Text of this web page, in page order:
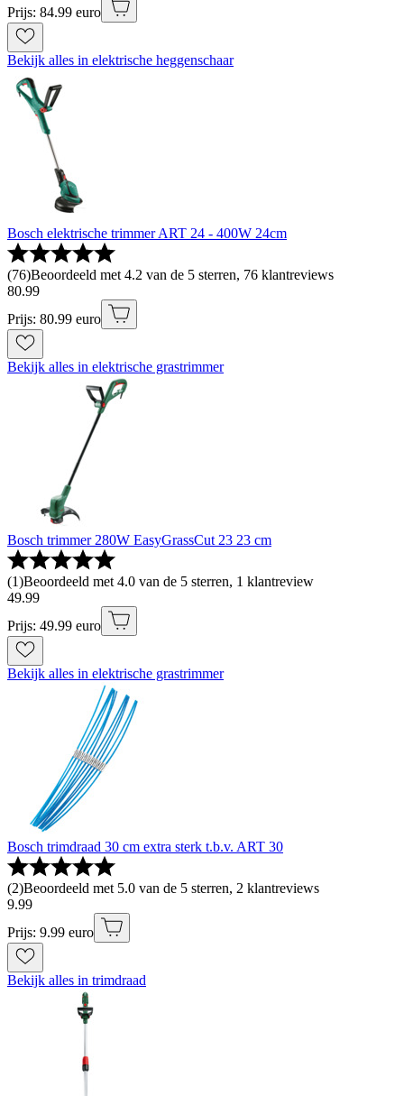
Prijs: 84.99 euro
Bekijk alles in elektrische heggenschaar
Bosch elektrische trimmer ART 24 - 400W 24cm
(76)Beoordeeld met 4.2 van de 5 sterren, 76 klantreviews
80.99
Prijs: 80.99 euro
Bekijk alles in elektrische grastrimmer
Bosch trimmer 280W EasyGrassCut 23 23 cm
(1)Beoordeeld met 4.0 van de 5 sterren, 1 klantreview
49.99
Prijs: 49.99 euro
Bekijk alles in elektrische grastrimmer
Bosch trimdraad 30 cm extra sterk t.b.v. ART 30
(2)Beoordeeld met 5.0 van de 5 sterren, 2 klantreviews
9.99
Prijs: 9.99 euro
Bekijk alles in trimdraad